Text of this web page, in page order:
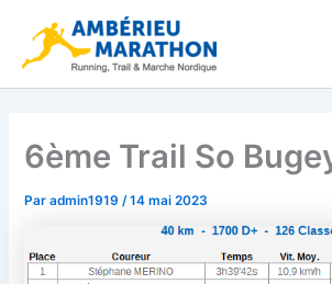
contenu
6ème Trail So
Paradmin1919/14 mai 2023